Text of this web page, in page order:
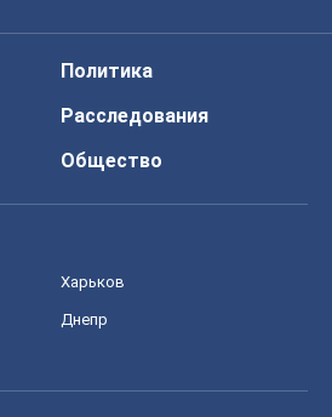
Политика
Расследования
Общество
Харьков
Днепр